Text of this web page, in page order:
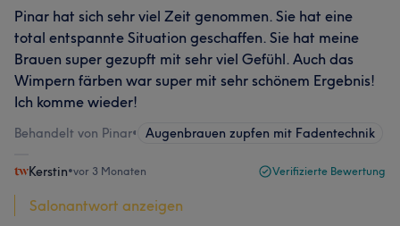
Pinar hat sich sehr viel Zeit genommen. Sie hat eine
total entspannte Situation geschaffen. Sie hat meine
Brauen super gezupft mit sehr viel Gefühl. Auch das
Wimpern färben war super mit sehr schönem Ergebnis!
Ich komme wieder!
Behandelt von Pinar• Augenbrauen zupfen mit Fadentechnik
Kerstin•vor 3 Monaten Verifizierte Bewertung
Salonantwort anzeigen